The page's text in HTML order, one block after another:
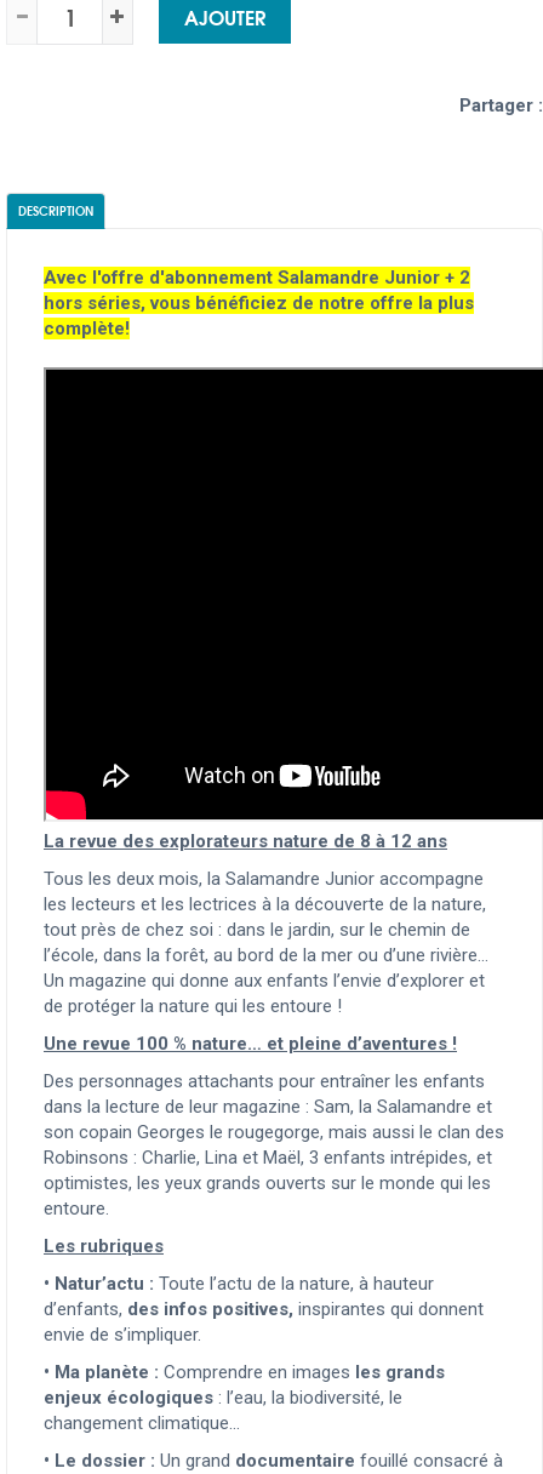
AJOUTER
Partager :
DESCRIPTION
Avec l'offre d'abonnement Salamandre Junior + 2
hors séries, vous bénéficiez de notre offre la plus
complète!
La revue des explorateurs nature de 8 à 12 ans
Tous les deux mois, la Salamandre Junior accompagne
les lecteurs et les lectrices à la découverte de la nature,
tout près de chez soi : dans le jardin, sur le chemin de
l’école, dans la forêt, au bord de la mer ou d’une rivière…
Un magazine qui donne aux enfants l’envie d’explorer et
de protéger la nature qui les entoure !
Une revue 100 % nature… et pleine d’aventures !
Des personnages attachants pour entraîner les enfants
dans la lecture de leur magazine : Sam, la Salamandre et
son copain Georges le rougegorge, mais aussi le clan des
Robinsons : Charlie, Lina et Maël, 3 enfants intrépides, et
optimistes, les yeux grands ouverts sur le monde qui les
entoure.
Les rubriques
• Natur’actu : Toute l’actu de la nature, à hauteur
d’enfants, des infos positives, inspirantes qui donnent
envie de s’impliquer.
• Ma planète : Comprendre en images les grands
enjeux écologiques : l’eau, la biodiversité, le
changement climatique…
• Le dossier : Un grand documentaire fouillé consacré à